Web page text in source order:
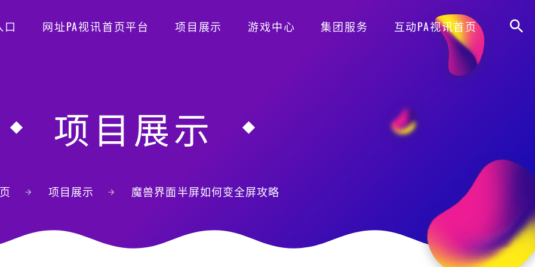
口 网址PA视讯首页平台 项目展示 游戏中心 集团服务 互动PA视讯首页
项目展示
项目展示 魔兽界面半屏如何变全屏攻略